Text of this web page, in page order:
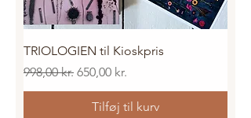
TRIOLOGIEN til Kioskpris
Regulær pris
998,00 kr. Salgspris
650,00 kr.
Tilføj til kurv